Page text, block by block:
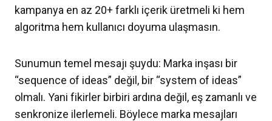
kampanya en az 20+ farklı içerik üretmeli ki hem
algoritma hem kullanıcı doyuma ulaşmasın.
Sunumun temel mesajı şuydu: Marka inşası bir
“sequence of ideas” değil, bir “system of ideas”
olmalı. Yani fikirler birbiri ardına değil, eş zamanlı ve
senkronize ilerlemeli. Böylece marka mesajları